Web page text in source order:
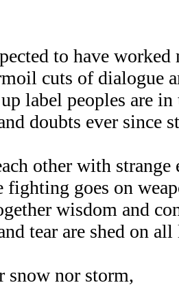
to have worked
cuts of dialogue
label peoples are in
doubts ever since
other with strange
goes on
wisdom and
tear are shed on all
snow nor storm,